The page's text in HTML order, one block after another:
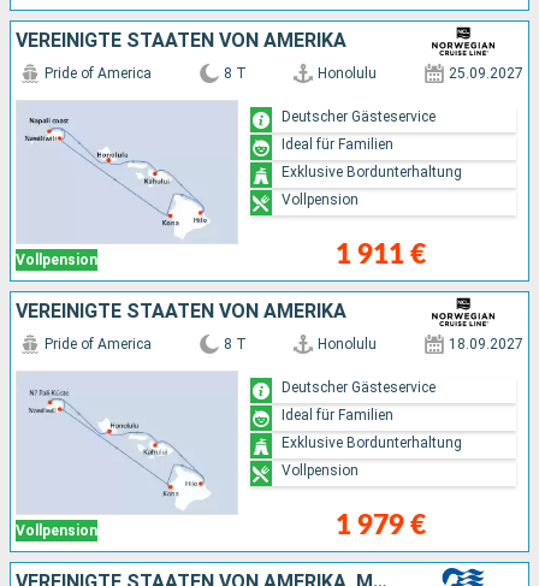
VEREINIGTE STAATEN VON AMERIKA
Vollpension
Pride of America 8 T Honolulu 25.09.2027
1 911 €
Deutscher Gästeservice
Ideal für Familien
Exklusive Bordunterhaltung
Vollpension
VEREINIGTE STAATEN VON AMERIKA
Vollpension
Pride of America 8 T Honolulu 18.09.2027
1 979 €
Deutscher Gästeservice
Ideal für Familien
Exklusive Bordunterhaltung
Vollpension